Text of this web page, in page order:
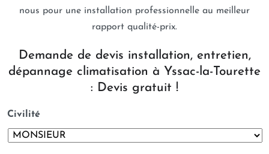
nous pour une installation professionnelle au meilleur
rapport qualité-prix.
Demande de devis installation, entretien,
dépannage climatisation à Yssac-la-Tourette
: Devis gratuit !
Civilité